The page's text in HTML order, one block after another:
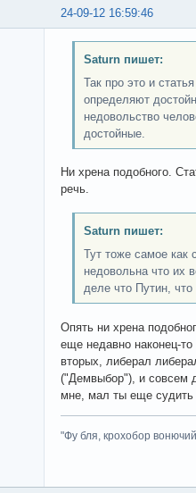
24-09-12 16:59:46
Saturn пишет:
Так про это и
определяют
недовольство
достойные.
Ни хрена подобного.
речь.
Saturn пишет:
Тут тоже самое как
недовольна что их
деле что Путин,
Опять ни хрена
еще недавно наконец-
вторых, либерал
("Демвыбор"), и совсем
мне, мал ты еще судить
"Фу бля, крохобор